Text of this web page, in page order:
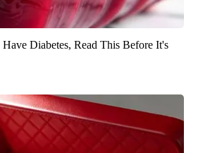
Diabetes, Read This Before It's